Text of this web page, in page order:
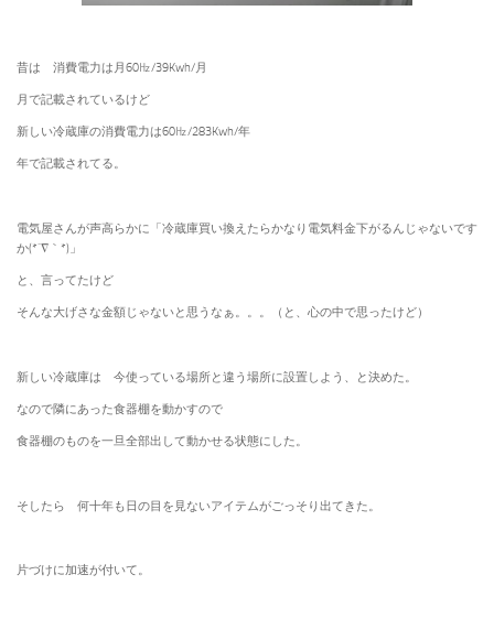
昔は 消費電力は月60㎐/39Kwh/月
月で記載されているけど
新しい冷蔵庫の消費電力は60㎐/283Kwh/年
年で記載されてる。
電気屋さんが声高らかに「冷蔵庫買い換えたらかなり電気料金下がるんじゃないです
か(*´∇｀*)」
と、言ってたけど
そんな大げさな金額じゃないと思うなぁ。。。（と、心の中で思ったけど）
新しい冷蔵庫は 今使っている場所と違う場所に設置しよう、と決めた。
なので隣にあった食器棚を動かすので
食器棚のものを一旦全部出して動かせる状態にした。
そしたら 何十年も日の目を見ないアイテムがごっそり出てきた。
片づけに加速が付いて。